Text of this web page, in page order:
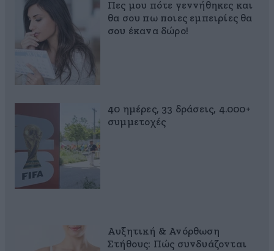
Πες μου πότε γεννήθηκες και
θα σου πω ποιες εμπειρίες θα
σου έκανα δώρο!
40 ημέρες, 33 δράσεις, 4.000+
συμμετοχές
Αυξητική & Ανόρθωση
Στήθους: Πώς συνδυάζονται